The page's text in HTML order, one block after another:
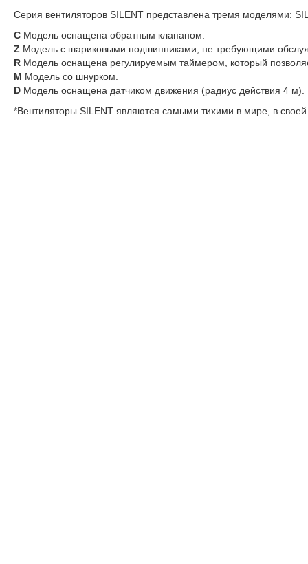
Серия вентиляторов SILENT представлена тремя моделями:
C Модель оснащена обратным клапаном.
Z Модель с шариковыми подшипниками, не требующими
R Модель оснащена регулируемым таймером, который
M Модель со шнурком.
D Модель оснащена датчиком движения (радиус действия 4 м).
*Вентиляторы SILENT являются самыми тихими в мире, в своей